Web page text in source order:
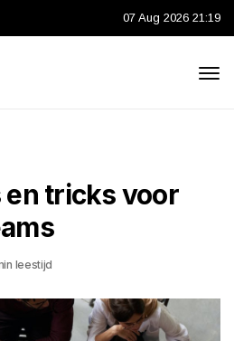
07 Aug 2026 21:19
en tricks voor
leestijd